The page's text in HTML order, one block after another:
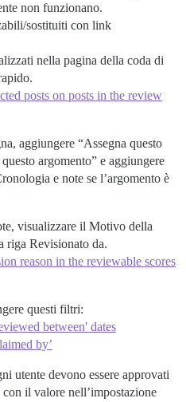
non funzionano.
sostituiti con link
nella pagina della coda di
posts on posts in the review
aggiungere “Assegna questo
argomento” e aggiungere
e note se l’argomento è
visualizzare il Motivo della
riga Revisionato da.
reason in the reviewable scores
questi filtri:
between' dates
by’
utente devono essere approvati
il valore nell’impostazione